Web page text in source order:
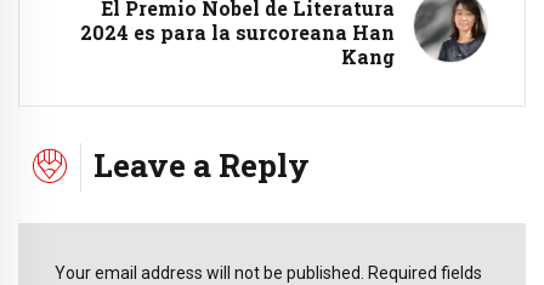
El Premio Nobel de Literatura
2024 es para la surcoreana Han
Kang
Leave a Reply
Your email address will not be published. Required fields